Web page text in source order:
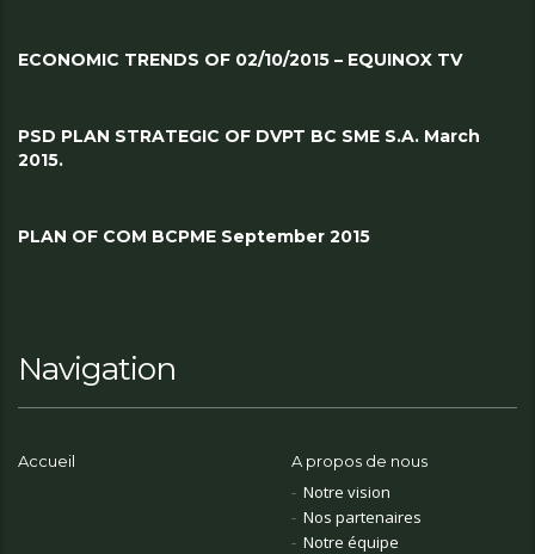
ECONOMIC TRENDS OF 02/10/2015 – EQUINOX TV
PSD PLAN STRATEGIC OF DVPT BC SME S.A. March
2015.
PLAN OF COM BCPME September 2015
Navigation
Accueil A propos de nous
Notre vision
Nos partenaires
Notre équipe